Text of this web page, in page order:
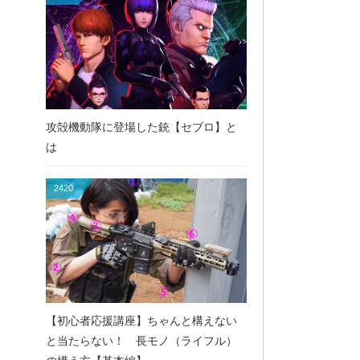
攻殻機動隊に登場した銃【セブロ】と
は
2420
【初心者応援講座】ちゃんと構えない
と当たらない！ 長モノ（ライフル）